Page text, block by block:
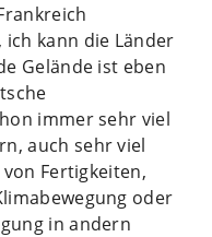
ich kann die Länder
Gelände ist eben
immer sehr viel
auch sehr viel
Fertigkeiten,
oder
in andern